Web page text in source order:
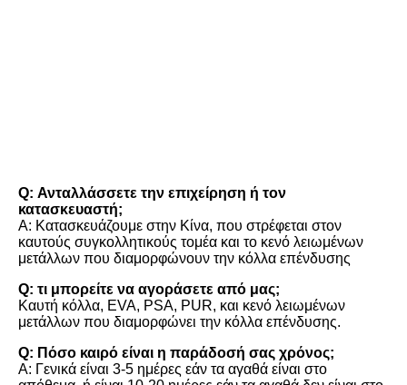
Q: Ανταλλάσσετε την επιχείρηση ή τον
κατασκευαστή;
Α: Κατασκευάζουμε στην Κίνα, που στρέφεται στον
καυτούς συγκολλητικούς τομέα και το κενό λειωμένων
μετάλλων που διαμορφώνουν την κόλλα επένδυσης
Q: τι μπορείτε να αγοράσετε από μας;
Καυτή κόλλα, EVA, PSA, PUR, και κενό λειωμένων
μετάλλων που διαμορφώνει την κόλλα επένδυσης.
Q: Πόσο καιρό είναι η παράδοσή σας χρόνος;
Α: Γενικά είναι 3-5 ημέρες εάν τα αγαθά είναι στο